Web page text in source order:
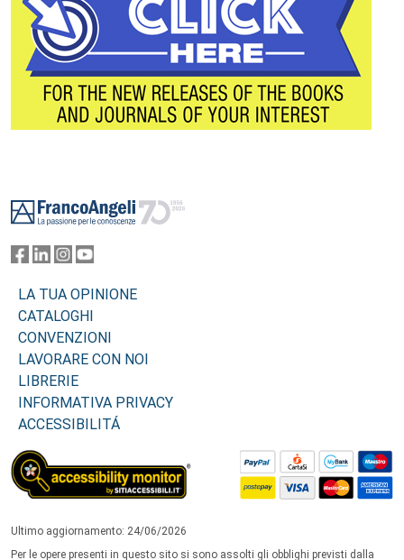
LA TUA OPINIONE
CATALOGHI
CONVENZIONI
LAVORARE CON NOI
LIBRERIE
INFORMATIVA PRIVACY
ACCESSIBILITÁ
Ultimo aggiornamento: 24/06/2026
Per le opere presenti in questo sito si sono assolti gli obblighi previsti dalla